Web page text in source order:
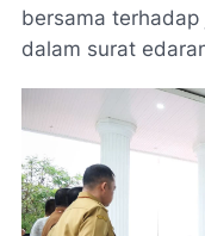
bersama
dalam surat